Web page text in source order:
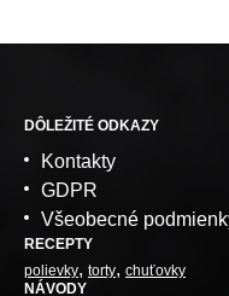
DÔLEŽITÉ ODKAZY
Kontakty
GDPR
Všeobecné
RECEPTY
polievky torty chuťovky
NÁVODY